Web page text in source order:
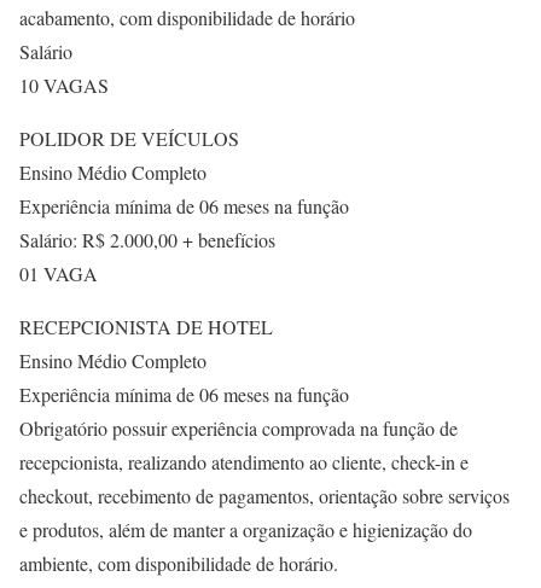
acabamento, com disponibilidade de horário
Salário
10 VAGAS
POLIDOR DE VEÍCULOS
Ensino Médio Completo
Experiência mínima de 06 meses na função
Salário: R$ 2.000,00 + benefícios
01 VAGA
RECEPCIONISTA DE HOTEL
Ensino Médio Completo
Experiência mínima de 06 meses na função
Obrigatório possuir experiência comprovada na função de
recepcionista, realizando atendimento ao cliente, check-in e
checkout, recebimento de pagamentos, orientação sobre serviços
e produtos, além de manter a organização e higienização do
ambiente, com disponibilidade de horário.